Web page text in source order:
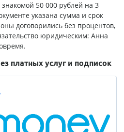
50 000 рублей на 3
указана сумма и срок
договорились без процентов,
юридическим: Анна
платных услуг и подписок